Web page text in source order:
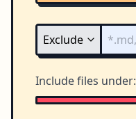
Include files under: